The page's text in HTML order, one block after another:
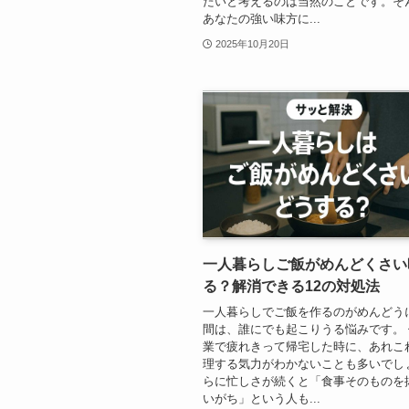
あなたの強い味方に...
2025年10月20日
一人暮らしご飯がめんどくさ
る？解消できる12の対処法
一人暮らしでご飯を作るのがめんどう
間は、誰にでも起こりうる悩みです。
業で疲れきって帰宅した時に、あれこ
理する気力がわかないことも多いでし
らに忙しさが続くと「食事そのものを
いがち」という人も...